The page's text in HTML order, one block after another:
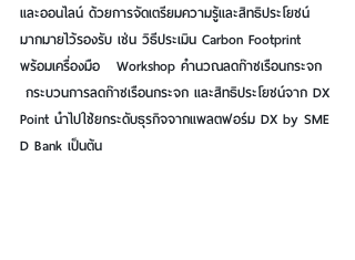
และออนไลน์ ด้วยการจัดเตรียมความรู้และสิทธิประโยชน์
มากมายไว้รองรับ เช่น วิธีประเมิน Carbon Footprint
พร้อมเครื่องมือ   Workshop คำนวณลดก๊าซเรือนกระจก
กระบวนการลดก๊าซเรือนกระจก และสิทธิประโยชน์จาก DX
Point นำไปใช้ยกระดับธุรกิจจากแพลตฟอร์ม DX by SME
D Bank เป็นต้น